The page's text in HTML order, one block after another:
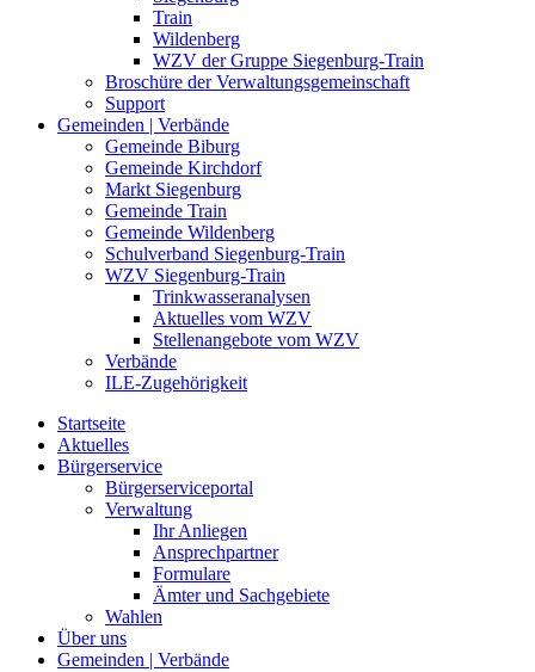
Train
Wildenberg
WZV der Gruppe Siegenburg-Train
Broschüre der Verwaltungsgemeinschaft
Support
Gemeinden | Verbände
Gemeinde Biburg
Gemeinde Kirchdorf
Markt Siegenburg
Gemeinde Train
Gemeinde Wildenberg
Schulverband Siegenburg-Train
WZV Siegenburg-Train
Trinkwasseranalysen
Aktuelles vom WZV
Stellenangebote vom WZV
Verbände
ILE-Zugehörigkeit
Startseite
Aktuelles
Bürgerservice
Bürgerserviceportal
Verwaltung
Ihr Anliegen
Ansprechpartner
Formulare
Ämter und Sachgebiete
Wahlen
Über uns
Gemeinden | Verbände